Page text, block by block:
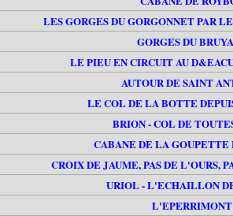
LES GORGES DU GORGONNET PAR
GORGES DU
LE PIEU EN CIRCUIT AU
AUTOUR DE SAINT
LE COL DE LA BOTTE
BRION - COL DE
CABANE DE LA GOUPETTE
CROIX DE JAUME, PAS DE L'OURS,
URIOL - L'ECHAILLON
L'EPERRIMONT